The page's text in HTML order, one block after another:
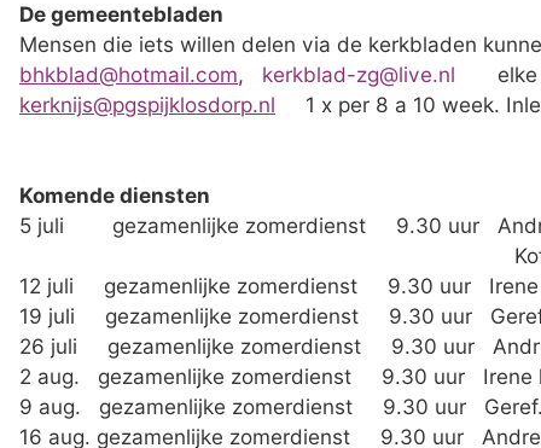
De gemeentebladen
Mensen die iets willen delen via de kerkbladen
bhkblad@hotmail.com, kerkblad-zg@live.nl
kerknijs@pgspijklosdorp.nl 1 x per 8 a 10 week.
Komende diensten
5 juli gezamenlijke zomerdienst 9.30 uur
Koffiedrinken na
12 juli gezamenlijke zomerdienst 9.30 uur
19 juli gezamenlijke zomerdienst 9.30 uur
26 juli gezamenlijke zomerdienst 9.30 uur
2 aug. gezamenlijke zomerdienst 9.30 uur
9 aug. gezamenlijke zomerdienst 9.30 uur
16 aug. gezamenlijke zomerdienst 9.30 uur